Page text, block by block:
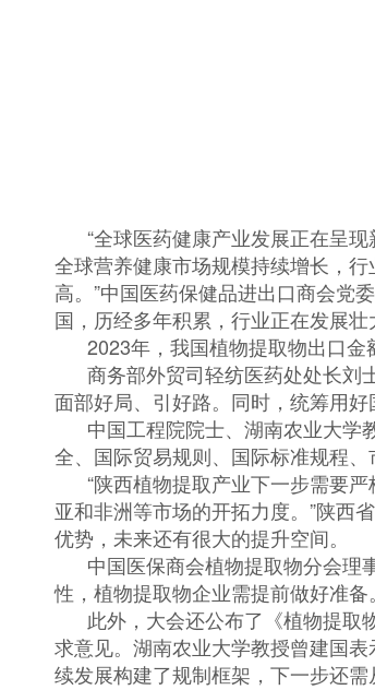
“全球医药健康产业发展正在呈现
全球营养健康市场规模持续增长，
高。”中国医药保健品进出口商会党
国，历经多年积累，行业正在发展
2023年，我国植物提取物出口金
商务部外贸司轻纺医药处处长刘
面部好局、引好路。同时，统筹用
中国工程院院士、湖南农业大学
全、国际贸易规则、国际标准规程
“陕西植物提取产业下一步需要严
亚和非洲等市场的开拓力度。”陕西
优势，未来还有很大的提升空间。
中国医保商会植物提取物分会理
性，植物提取物企业需提前做好准备。
此外，大会还公布了《植物提取
求意见。湖南农业大学教授曾建国
续发展构建了规制框架，下一步还